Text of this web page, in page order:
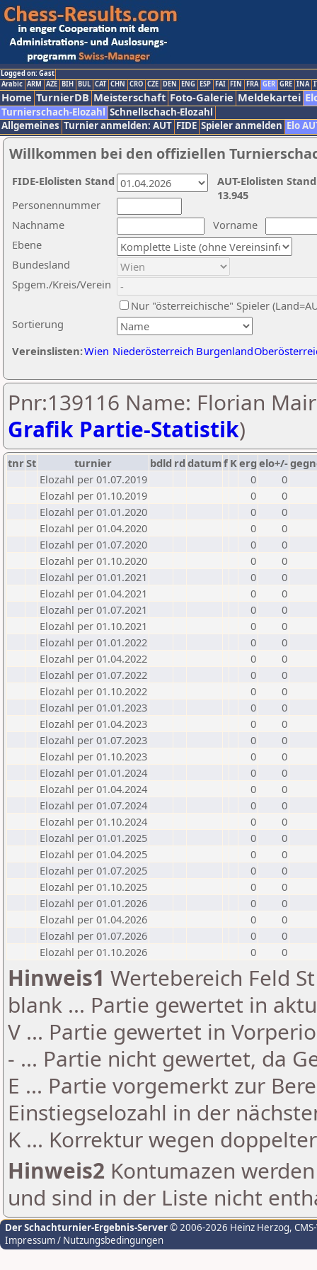
Logged on: Gast
Arabic ARM AZE BIH BUL CAT CHN CRO CZE DEN ENG ESP FAI FIN FRA GER GRE INA
Home TurnierDB Meisterschaft Foto-Galerie Meldekartei
Turnierschach-Elozahl Schnellschach-Elozahl
Allgemeines Turnier anmelden: AUT FIDE Spieler anmelden Elo
Willkommen bei den offiziellen
Nachname
Vorname
Ebene
Sortierung
Personennummer
Bundesland
Spgem./Kreis/Verein
Nur "österreichische" Spieler
Vereinslisten:Wien Niederösterreich Burgenland
AUT-Elolisten
13.945
FIDE-Elolisten Stand
Pnr:139116 Name: Florian
Grafik Partie-Statistik)
tnrSt turnier bdld rd datumf Kerg elo+/-
Elozahl per 01.07.2019
0
0
Elozahl per 01.10.2019
0
0
Elozahl per 01.01.2020
0
0
Elozahl per 01.04.2020
0
0
Elozahl per 01.07.2020
0
0
Elozahl per 01.10.2020
0
0
Elozahl per 01.01.2021
0
0
Elozahl per 01.04.2021
0
0
Elozahl per 01.07.2021
0
0
Elozahl per 01.10.2021
0
0
Elozahl per 01.01.2022
0
0
Elozahl per 01.04.2022
0
0
Elozahl per 01.07.2022
0
0
Elozahl per 01.10.2022
0
0
Elozahl per 01.01.2023
0
0
Elozahl per 01.04.2023
0
0
Elozahl per 01.07.2023
0
0
Elozahl per 01.10.2023
0
0
Elozahl per 01.01.2024
0
0
Elozahl per 01.04.2024
0
0
Elozahl per 01.07.2024
0
0
Elozahl per 01.10.2024
0
0
Elozahl per 01.01.2025
0
0
Elozahl per 01.04.2025
0
0
Elozahl per 01.07.2025
0
0
Elozahl per 01.10.2025
0
0
Elozahl per 01.01.2026
0
0
Elozahl per 01.04.2026
0
0
Elozahl per 01.07.2026
0
0
Elozahl per 01.10.2026
0 0
Hinweis1 Wertebereich Feld
blank ... Partie gewertet in
V ... Partie gewertet in
- ... Partie nicht gewertet, da
E ... Partie vorgemerkt zur
Einstiegselozahl in der
K ... Korrektur wegen
Hinweis2 Kontumazen
und sind in der Liste nicht
Der Schachturnier-Ergebnis-Server© 2006-2026 Heinz Herzog,
Impressum / Nutzungsbedingungen